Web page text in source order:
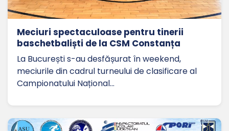
Meciuri spectaculoase pentru tinerii
baschetbaliști de la CSM Constanța
La București s-au desfășurat în weekend,
meciurile din cadrul turneului de clasificare al
Campionatului Național…